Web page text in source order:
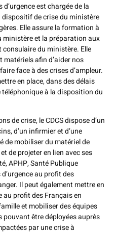
est chargée de la
de crise du ministère
Elle assure la formation à
ministère et la préparation aux
du ministère. Elle
afin d’aider nos
face à des crises d’ampleur.
en place, dans des délais
téléphonique à la disposition du
de crise, le CDCS dispose d’un
d’un infirmier et d’une
de mobiliser du matériel de
de projeter en lien avec ses
APHP, Santé Publique
au profit des
Il peut également mettre en
profit des Français en
et mobiliser des équipes
être déployées auprès
par une crise à